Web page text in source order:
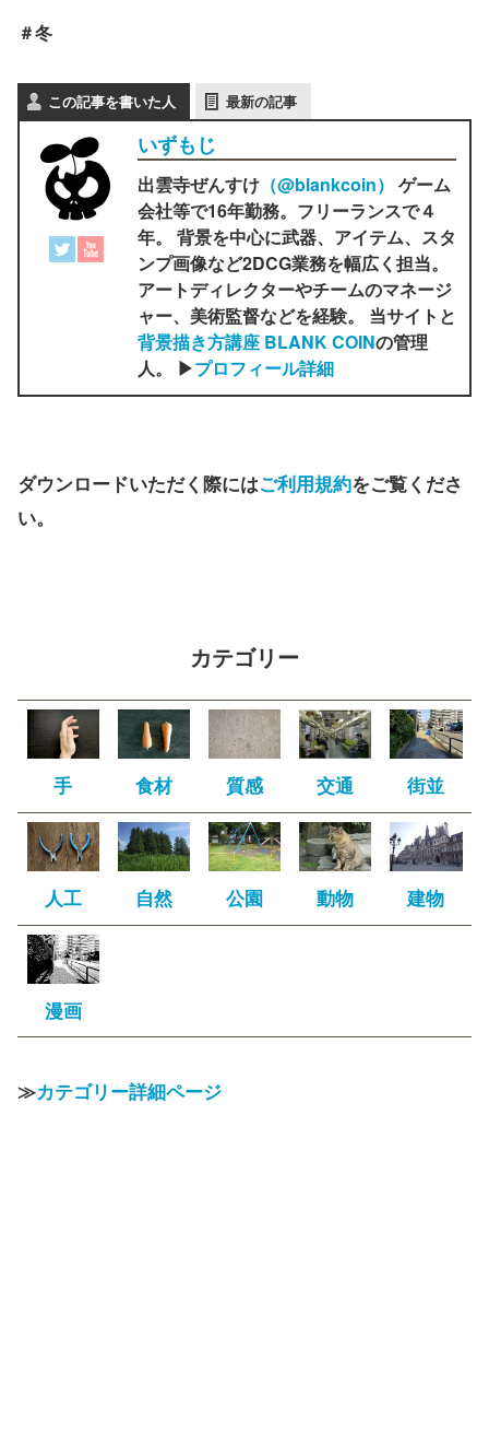
＃冬
この記事を書いた人 最新の記事
いずもじ
出雲寺ぜんすけ （‎@blankcoin） ゲーム
会社等で16年勤務。フリーランスで４
年。 背景を中心に武器、アイテム、スタ
ンプ画像など2DCG業務を幅広く担当。
アートディレクターやチームのマネージ
ャー、美術監督などを経験。 当サイトと
背景描き方講座 BLANK COINの管理
人。 ▶プロフィール詳細
ダウンロードいただく際にはご利用規約をご覧くださ
い。
カテゴリー
手 食材 質感 交通 街並
人工 自然 公園 動物 建物
漫画
≫カテゴリー詳細ページ